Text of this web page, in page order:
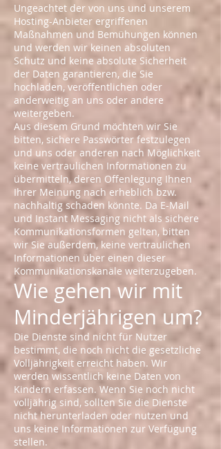
Ungeachtet der von uns und unserem
Hosting-Anbieter ergriffenen
Maßnahmen und Bemühungen können
und werden wir keinen absoluten
Schutz und keine absolute Sicherheit
der Daten garantieren, die Sie
hochladen, veröffentlichen oder
anderweitig an uns oder andere
weitergeben.
Aus diesem Grund möchten wir Sie
bitten, sichere Passwörter festzulegen
und uns oder anderen nach Möglichkeit
keine vertraulichen Informationen zu
übermitteln, deren Offenlegung Ihnen
Ihrer Meinung nach erheblich bzw.
nachhaltig schaden könnte. Da E-Mail
und Instant Messaging nicht als sichere
Kommunikationsformen gelten, bitten
wir Sie außerdem, keine vertraulichen
Informationen über einen dieser
Kommunikationskanäle weiterzugeben.
Wie gehen wir mit
Minderjährigen um?
Die Dienste sind nicht für Nutzer
bestimmt, die noch nicht die gesetzliche
Volljährigkeit erreicht haben. Wir
werden wissentlich keine Daten von
Kindern erfassen. Wenn Sie noch nicht
volljährig sind, sollten Sie die Dienste
nicht herunterladen oder nutzen und
uns keine Informationen zur Verfügung
stellen.